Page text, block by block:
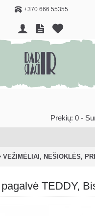
+370 666 55355
Prekių: 0 -
VEŽIMĖLIAI, NEŠIOKLĖS,
TEDDY,